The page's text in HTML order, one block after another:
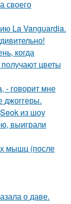
своего
La Vanguardia.
когда
цветы
- говорит мне
джоггеры.
из шоу
выиграли
мышц (после
о даве.